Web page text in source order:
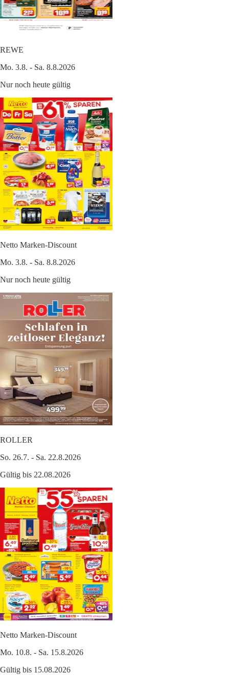
REWE
Mo. 3.8. - Sa. 8.8.2026
Nur noch heute gültig
Netto Marken-Discount
Mo. 3.8. - Sa. 8.8.2026
Nur noch heute gültig
ROLLER
So. 26.7. - Sa. 22.8.2026
Gültig bis 22.08.2026
Netto Marken-Discount
Mo. 10.8. - Sa. 15.8.2026
Gültig bis 15.08.2026